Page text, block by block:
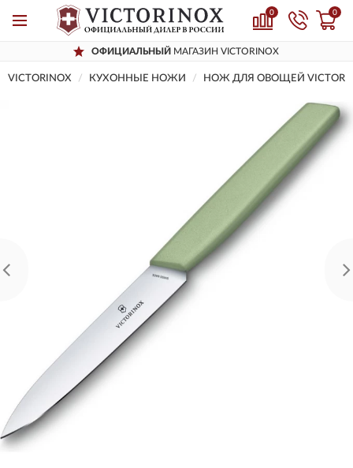
0 0
ОФИЦИАЛЬНЫЙ МАГАЗИН VICTORINOX
VICTORINOX КУХОННЫЕ НОЖИ НОЖ ДЛЯ ОВОЩЕЙ